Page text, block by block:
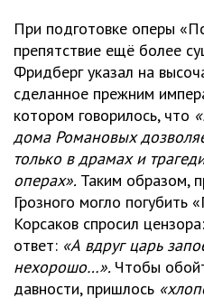
При подготовке оперы
препятствие ещё более
Фридберг указал на
сделанное прежним
котором говорилось, что
дома Романовых
только в драмах и
операх». Таким образом,
Грозного могло погубить
Корсаков спросил цензора:
ответ: «А вдруг царь
нехорошо…». Чтобы
давности, пришлось